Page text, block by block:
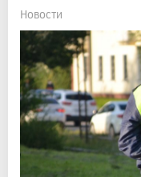
Новости